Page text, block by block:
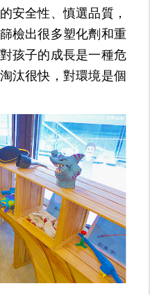
安全性、慎選品質，
檢出很多塑化劑和重
孩子的成長是一種危
汰很快，對環境是個